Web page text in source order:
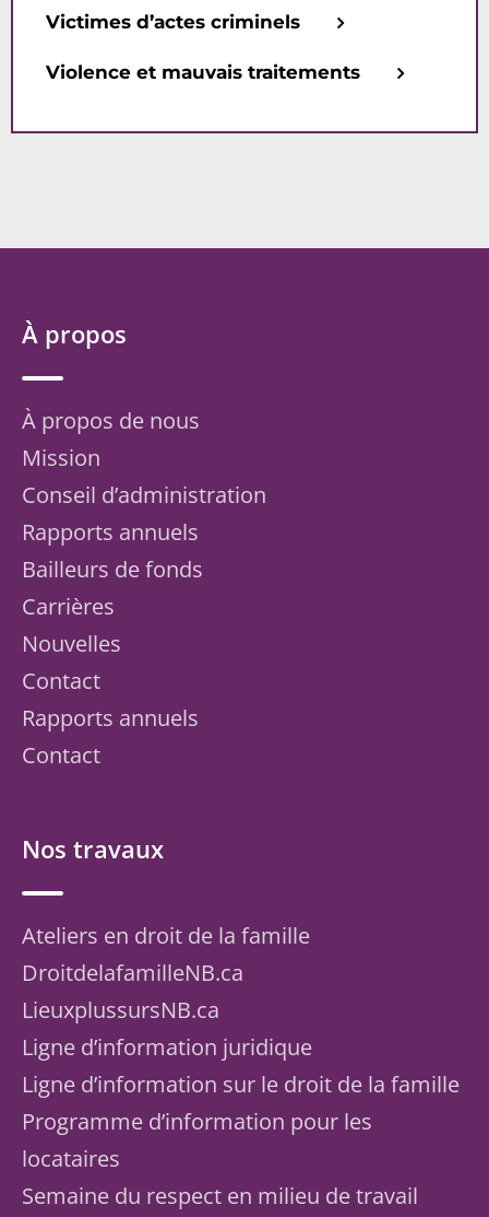
Victimes d’actes criminels
Violence et mauvais traitements
À propos
À propos de nous
Mission
Conseil d’administration
Rapports annuels
Bailleurs de fonds
Carrières
Nouvelles
Contact
Rapports annuels
Contact
Nos travaux
Ateliers en droit de la famille
DroitdelafamilleNB.ca
LieuxplussursNB.ca
Ligne d’information juridique
Ligne d’information sur le droit de la famille
Programme d’information pour les
locataires
Semaine du respect en milieu de travail